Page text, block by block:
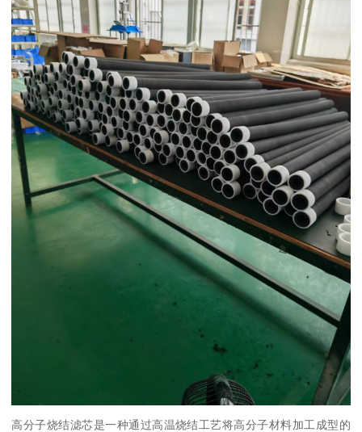
高分子烧结滤芯是一种通过高温烧结工艺将高分子材料加工成型的